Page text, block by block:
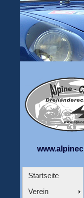
Startseite
Verein